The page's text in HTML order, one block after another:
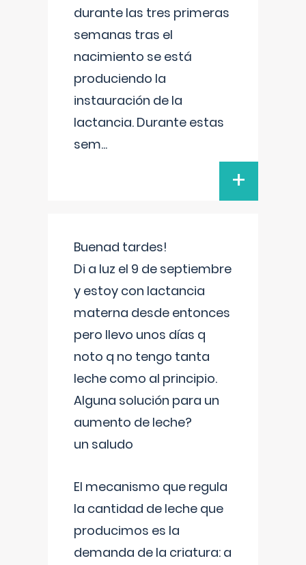
durante las tres primeras
semanas tras el
nacimiento se está
produciendo la
instauración de la
lactancia. Durante estas
sem...
+
Buenad tardes!
Di a luz el 9 de septiembre
y estoy con lactancia
materna desde entonces
pero llevo unos días q
noto q no tengo tanta
leche como al principio.
Alguna solución para un
aumento de leche?
un saludo
El mecanismo que regula
la cantidad de leche que
producimos es la
demanda de la criatura: a